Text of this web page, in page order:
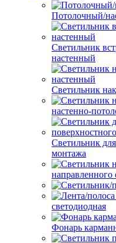
Потолочный/
Светильник
настенный
Светильник
настенно-
Светильник
монтажа
направленного
светодиодная
Фонарь